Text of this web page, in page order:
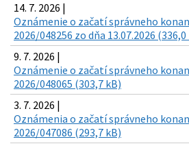
14. 7. 2026 |
Oznámenie o začatí správneho
2026/048256 zo dňa 13.07.2026 (336,0
9. 7. 2026 |
Oznámenie o začatí správneho
2026/048065 (303,7 kB)
3. 7. 2026 |
Oznámenia o začatí správneho
2026/047086 (293,7 kB)